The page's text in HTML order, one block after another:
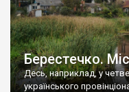
Берестечко.
Десь, наприклад, у
українського